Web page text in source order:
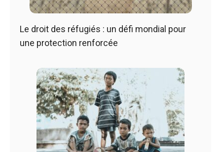
Le droit des réfugiés : un défi mondial pour
une protection renforcée